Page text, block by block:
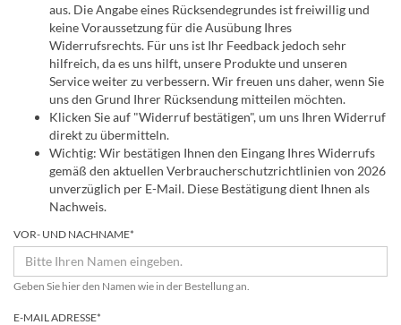
aus. Die Angabe eines Rücksendegrundes ist freiwillig und
keine Voraussetzung für die Ausübung Ihres
Widerrufsrechts. Für uns ist Ihr Feedback jedoch sehr
hilfreich, da es uns hilft, unsere Produkte und unseren
Service weiter zu verbessern. Wir freuen uns daher, wenn Sie
uns den Grund Ihrer Rücksendung mitteilen möchten.
Klicken Sie auf "Widerruf bestätigen", um uns Ihren Widerruf
direkt zu übermitteln.
Wichtig: Wir bestätigen Ihnen den Eingang Ihres Widerrufs
gemäß den aktuellen Verbraucherschutzrichtlinien von 2026
unverzüglich per E-Mail. Diese Bestätigung dient Ihnen als
Nachweis.
VOR- UND NACHNAME*
Geben Sie hier den Namen wie in der Bestellung an.
E-MAIL ADRESSE*